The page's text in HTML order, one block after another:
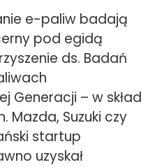
e-paliw badają
pod egidą
ds. Badań
Generacji – w skład
Mazda, Suzuki czy
startup
uzyskał